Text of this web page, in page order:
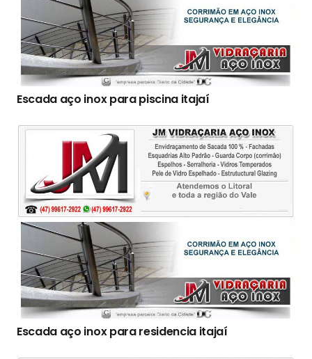
Escada aço inox para piscina itajaí
Escada aço inox para residencia itajaí